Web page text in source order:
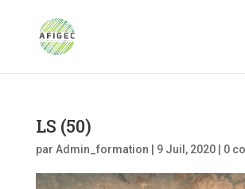
LS (50)
par Admin_formation 9 Juil, 2020| 0